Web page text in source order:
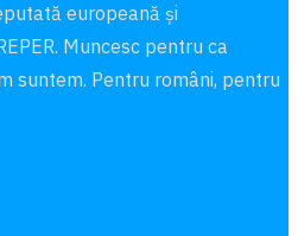
europeană și
Muncesc pentru ca
suntem. Pentru români, pentru